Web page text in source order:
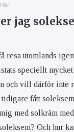
jag
resa utomlands
speciellt
och vill därför inte
tidigare fått
med solkräm med
Och hur